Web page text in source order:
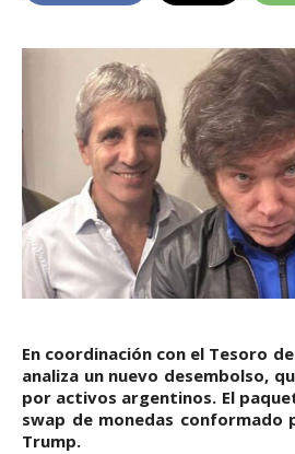
En coordinación con el Tesoro
analiza un nuevo desembolso,
por activos argentinos. El
swap de monedas conformado
Trump.